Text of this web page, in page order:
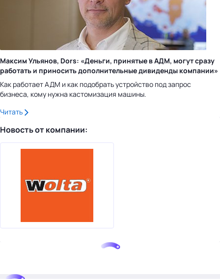
Максим Ульянов, Dors: «Деньги, принятые в АДМ, могут сразу
работать и приносить дополнительные дивиденды компании»
Как работает АДМ и как подобрать устройство под запрос
бизнеса, кому нужна кастомизация машины.
Читать
Новость от компании: